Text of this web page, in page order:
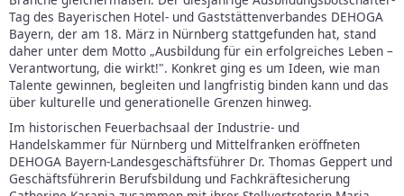
Tag des Bayerischen Hotel- und Gaststättenverbandes DEHOGA
Bayern, der am 18. März in Nürnberg stattgefunden hat, stand
daher unter dem Motto „Ausbildung für ein erfolgreiches Leben –
Verantwortung, die wirkt!". Konkret ging es um Ideen, wie man
Talente gewinnen, begleiten und langfristig binden kann und das
über kulturelle und generationelle Grenzen hinweg.
Im historischen Feuerbachsaal der Industrie- und
Handelskammer für Nürnberg und Mittelfranken eröffneten
DEHOGA Bayern-Landesgeschäftsführer Dr. Thomas Geppert und
Geschäftsführerin Berufsbildung und Fachkräftesicherung